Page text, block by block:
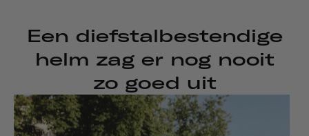
Een diefstalbestendige
helm zag er nog nooit
zo goed uit